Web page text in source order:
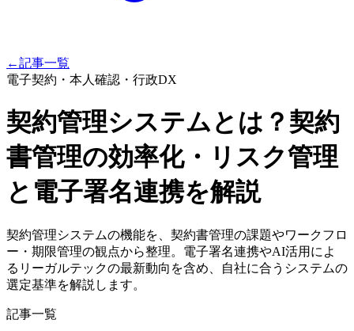
←記事一覧
電子契約・本人確認・行政DX
契約管理システムとは？契約
書管理の効率化・リスク管理
と電子署名連携を解説
契約管理システムの機能を、契約書管理の課題やワークフロ
ー・期限管理の観点から整理。電子署名連携やAI活用によ
るリーガルテックの最新動向を含め、自社に合うシステムの
選定基準を解説します。
記事一覧